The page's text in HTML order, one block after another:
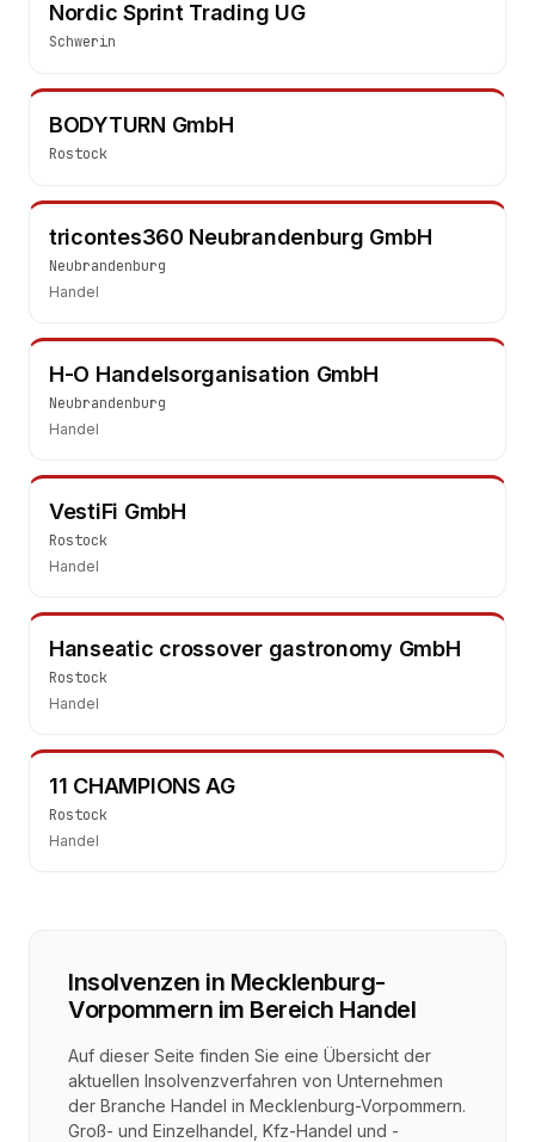
Nordic Sprint Trading UG
Schwerin
BODYTURN GmbH
Rostock
tricontes360 Neubrandenburg GmbH
Neubrandenburg
Handel
H-O Handelsorganisation GmbH
Neubrandenburg
Handel
VestiFi GmbH
Rostock
Handel
Hanseatic crossover gastronomy GmbH
Rostock
Handel
11 CHAMPIONS AG
Rostock
Handel
Insolvenzen in Mecklenburg-
Vorpommern im Bereich Handel
Auf dieser Seite finden Sie eine Übersicht der
aktuellen Insolvenzverfahren von Unternehmen
der Branche Handel in Mecklenburg-Vorpommern.
Groß- und Einzelhandel, Kfz-Handel und -